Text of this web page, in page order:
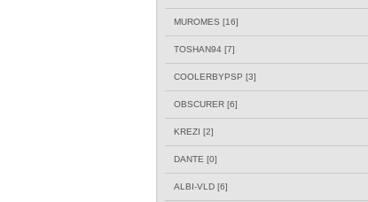
MUROMES [16]
TOSHAN94 [7]
COOLERBYPSP [3]
OBSCURER [6]
KREZI [2]
DANTE [0]
ALBI-VLD [6]